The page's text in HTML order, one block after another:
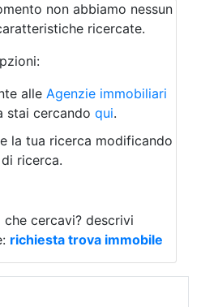
non abbiamo nessun
ricercate.
alle Agenzie immobiliari
stai cercando qui.
la tua ricerca modificando
ricerca.
cercavi? descrivi
richiesta trova immobile